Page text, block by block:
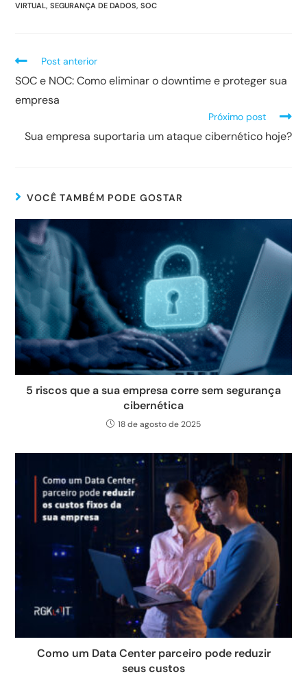
VIRTUAL, SEGURANÇA DE DADOS, SOC
Post anterior
SOC e NOC: Como eliminar o downtime e proteger sua
empresa
Próximo post
Sua empresa suportaria um ataque cibernético hoje?
VOCÊ TAMBÉM PODE GOSTAR
5 riscos que a sua empresa corre sem segurança
cibernética
18 de agosto de 2025
Como um Data Center parceiro pode reduzir
seus custos